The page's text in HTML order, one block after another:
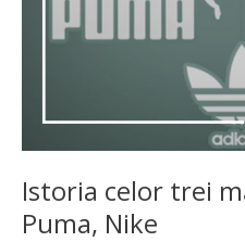
Istoria celor trei
Puma, Nike
Nike